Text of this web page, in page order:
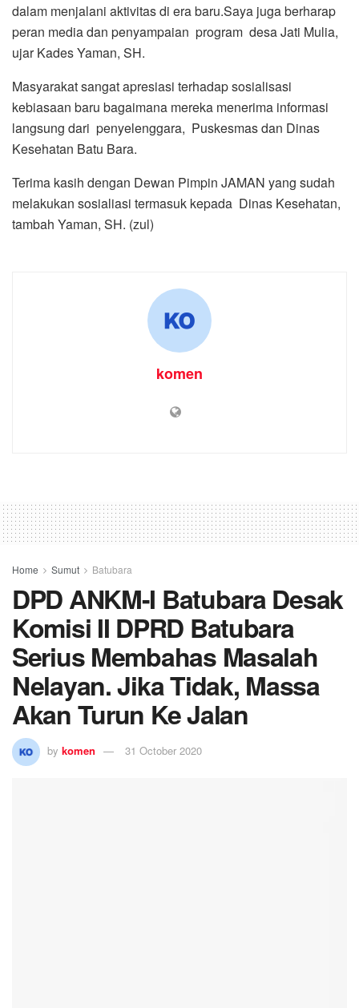
dalam menjalani aktivitas di era baru.Saya juga berharap
peran media dan penyampaian program desa Jati Mulia,
ujar Kades Yaman, SH.
Masyarakat sangat apresiasi terhadap sosialisasi
kebiasaan baru bagaimana mereka menerima informasi
langsung dari penyelenggara, Puskesmas dan Dinas
Kesehatan Batu Bara.
Terima kasih dengan Dewan Pimpin JAMAN yang sudah
melakukan sosialiasi termasuk kepada Dinas Kesehatan,
tambah Yaman, SH. (zul)
komen
Home Sumut Batubara
DPD ANKM-I Batubara Desak
Komisi II DPRD Batubara
Serius Membahas Masalah
Nelayan. Jika Tidak, Massa
Akan Turun Ke Jalan
by komen 31 October 2020